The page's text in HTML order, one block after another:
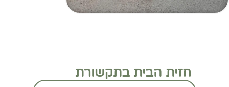
חזית הבית בתקשורת
מעבר לכתבה המלאה
מעבר לכתבה המלאה